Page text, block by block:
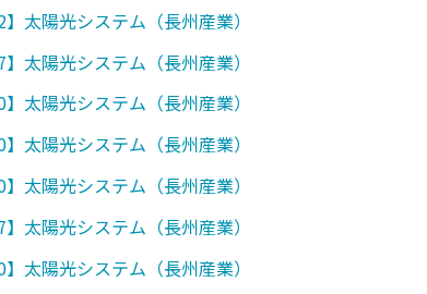
】太陽光システム（長州産業）
】太陽光システム（長州産業）
】太陽光システム（長州産業）
】太陽光システム（長州産業）
】太陽光システム（長州産業）
】太陽光システム（長州産業）
】太陽光システム（長州産業）